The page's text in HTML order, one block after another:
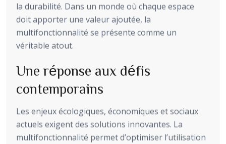
la durabilité. Dans un monde où chaque espace
doit apporter une valeur ajoutée, la
multifonctionnalité se présente comme un
véritable atout.
Une réponse aux défis
contemporains
Les enjeux écologiques, économiques et sociaux
actuels exigent des solutions innovantes. La
multifonctionnalité permet d’optimiser l’utilisation